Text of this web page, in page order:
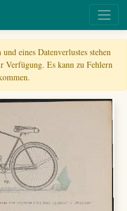
eines Datenverlustes stehen
Verfügung. Es kann zu Fehlern